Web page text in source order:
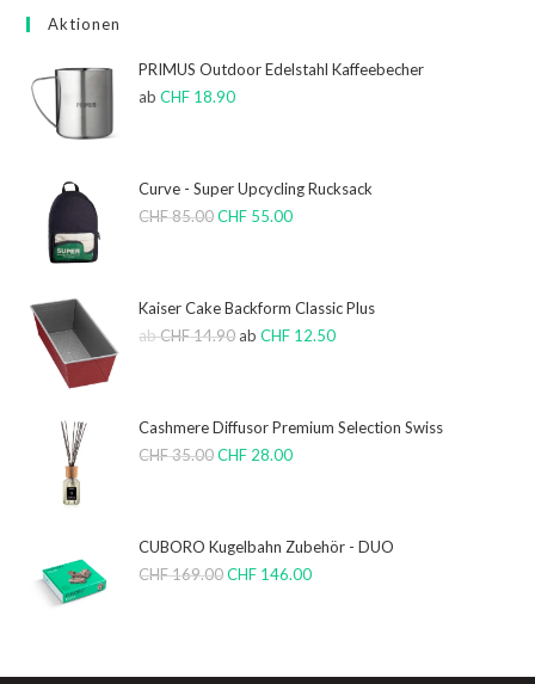
Aktionen
PRIMUS Outdoor Edelstahl Kaffeebecher
abCHF 18.90
Curve - Super Upcycling Rucksack
CHF85.00 CHF 55.00
Kaiser Cake Backform Classic Plus
abCHF14.90 abCHF 12.50
Cashmere Diffusor Premium Selection Swiss
CHF35.00 CHF 28.00
CUBORO Kugelbahn Zubehör - DUO
CHF169.00 CHF 146.00